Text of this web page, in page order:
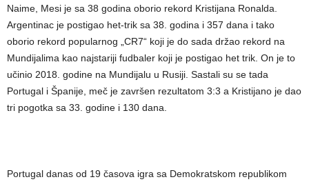
Naime, Mesi je sa 38 godina oborio rekord Kristijana Ronalda.
Argentinac je postigao het-trik sa 38. godina i 357 dana i tako
oborio rekord popularnog „CR7“ koji je do sada držao rekord na
Mundijalima kao najstariji fudbaler koji je postigao het trik. On je to
učinio 2018. godine na Mundijalu u Rusiji. Sastali su se tada
Portugal i Španije, meč je završen rezultatom 3:3 a Kristijano je dao
tri pogotka sa 33. godine i 130 dana.
Portugal danas od 19 časova igra sa Demokratskom republikom